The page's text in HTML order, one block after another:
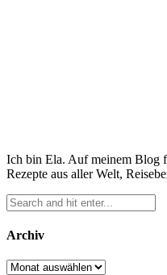
Ich bin Ela. Auf meinem Blog
Rezepte aus aller Welt,
Archiv
Archiv